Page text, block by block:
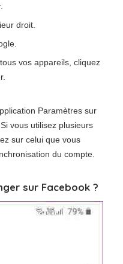
droit.
vos appareils, cliquez
Paramètres sur
vous utilisez plusieurs
sur celui que vous
du compte.
sur Facebook ?